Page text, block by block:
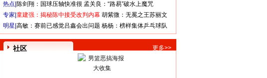
热点| 陈剑翔：国球压轴快准很 孟关良：“路易”破水上魔咒
专家| 童建强：揭秘陈中接受改判内幕 胡紫微：无冕之王苏丽文
明星| 高敏：赛前已感觉吕鑫会出问题 杨杨：榜样集体乒乓球队
社区 更多>>